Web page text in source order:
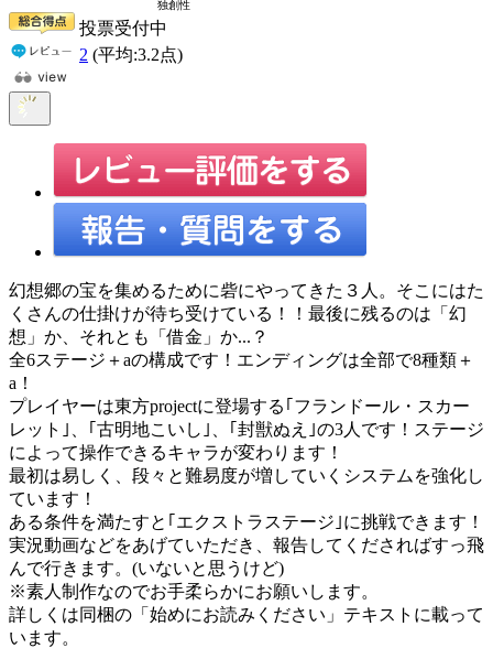
投票受付中
2 (平均:3.2点)
幻想郷の宝を集めるために砦にやってきた３人。そこにはた
くさんの仕掛けが待ち受けている！！最後に残るのは「幻
想」か、それとも「借金」か...？
全6ステージ＋aの構成です！エンディングは全部で8種類＋
a！
プレイヤーは東方projectに登場する｢フランドール・スカー
レット｣、｢古明地こいし｣、｢封獣ぬえ｣の3人です！ステージ
によって操作できるキャラが変わります！
最初は易しく、段々と難易度が増していくシステムを強化し
ています！
ある条件を満たすと｢エクストラステージ｣に挑戦できます！
実況動画などをあげていただき、報告してくださればすっ飛
んで行きます。(いないと思うけど)
※素人制作なのでお手柔らかにお願いします。
詳しくは同梱の「始めにお読みください」テキストに載って
います。